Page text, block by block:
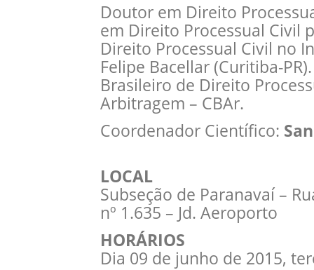
Doutor em Direito
em Direito Processual Civil
Direito Processual Civil no
Felipe Bacellar (Curitiba-
Brasileiro de Direito
Arbitragem – CBAr.
Coordenador Científico:
LOCAL
Subseção de Paranavaí –
nº 1.635 – Jd. Aeroporto
HORÁRIOS
Dia 09 de junho de 2015,